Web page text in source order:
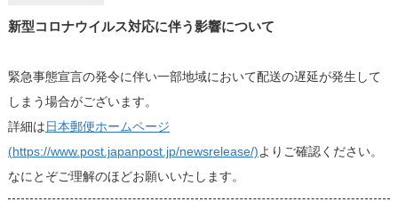
新型コロナウイルス対応に伴う影響について
緊急事態宣言の発令に伴い一部地域において配送の遅延が発生して
しまう場合がございます。
詳細は 日本郵便ホームページ
(https://www.post.japanpost.jp/newsrelease/) よりご確認ください。
なにとぞご理解のほどお願いいたします。